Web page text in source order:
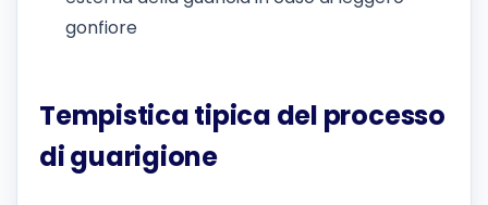
gonfiore
Tempistica tipica del processo
di guarigione